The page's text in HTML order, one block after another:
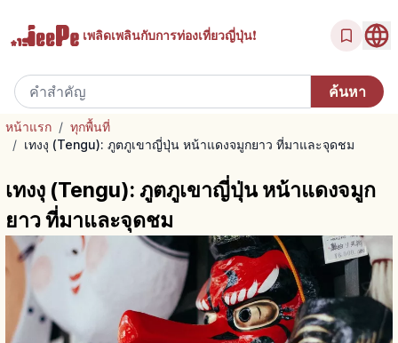
เพลิดเพลินกับการท่องเที่ยวญี่ปุ่น!
หน้าแรก / ทุกพื้นที่
/ เทงงุ (Tengu): ภูตภูเขาญี่ปุ่น หน้าแดงจมูกยาว ที่มาและจุดชม
เทงงุ (Tengu): ภูตภูเขาญี่ปุ่น หน้าแดงจมูก
ยาว ที่มาและจุดชม